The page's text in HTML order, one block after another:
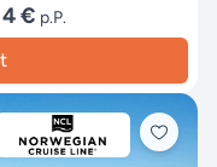
€ p.P.